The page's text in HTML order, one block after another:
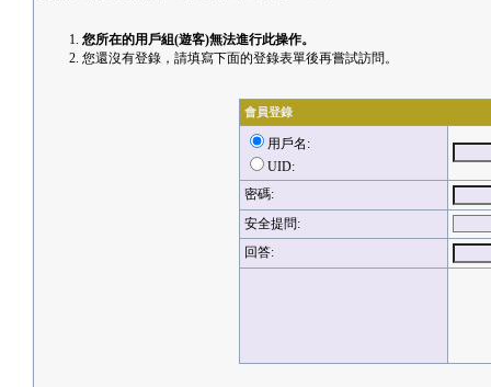
您所在的用戶組(遊客)無法進行此操作。
您還沒有登錄，請填寫下面的登錄表單後再嘗試訪問。
會員登錄
用戶名:
UID:
密碼:
安全提問:
回答: